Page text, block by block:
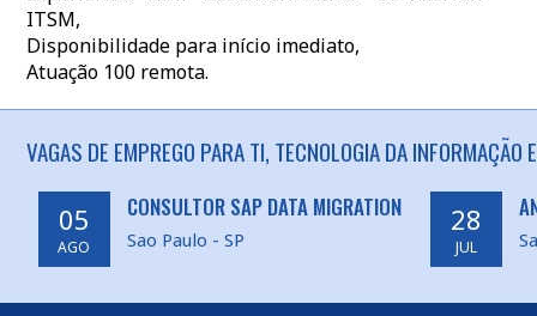
ITSM,
Disponibilidade para início imediato,
Atuação 100 remota.
VAGAS DE EMPREGO PARA TI, TECNOLOGIA DA INFORMAÇÃO
05
AGO
CONSULTOR SAP DATA MIGRATION
Sao Paulo - SP
28
JUL